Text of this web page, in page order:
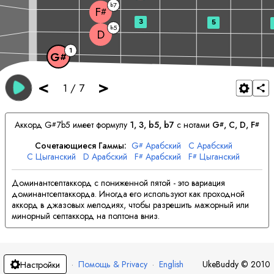
< 1 / 7 >
G# 1
D b5
F#
b7
3 5
АккордG#7b5 имеет формулу 1, 3, b5, b7с нотами G#, C, D, F#
Сочетающиеся Гаммы: G# Арабский C Арабский
C Цыганский D Арабский F# Арабский F# Цыганский
Доминантсептаккорд с пониженной пятой - это вариация
доминантсептаккорда. Иногда его используют как проходной
аккорд в джазовых мелодиях, чтобы разрешить мажорный или
минорный септаккорд на полтона вниз.
Настройки · Помощь & Privacy · English UkeBuddy © 2010